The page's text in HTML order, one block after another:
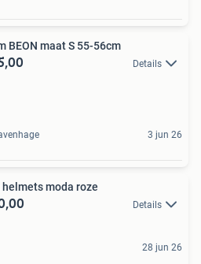
BEON maat S 55-56cm
Details
3 jun 26
moda roze
Details
28 jun 26